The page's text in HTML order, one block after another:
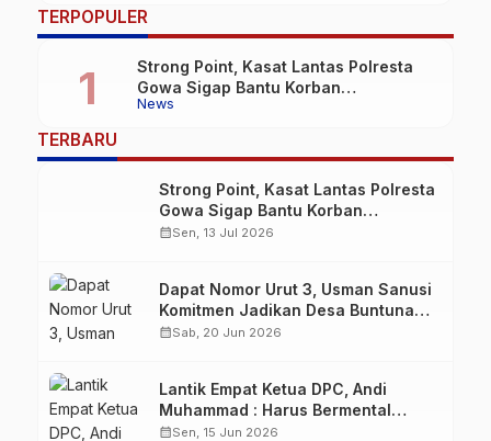
TERPOPULER
News
Strong Point, Kasat Lantas Polresta
Gowa Sigap Bantu Korban
Kecelakaan
TERBARU
Strong Point, Kasat Lantas Polresta
Gowa Sigap Bantu Korban
Kecelakaan
calendar_monthSen, 13 Jul 2026
Dapat Nomor Urut 3, Usman Sanusi
Komitmen Jadikan Desa Buntuna
Jauh lebih Baik
calendar_monthSab, 20 Jun 2026
Lantik Empat Ketua DPC, Andi
Muhammad : Harus Bermental
Pejuang
calendar_monthSen, 15 Jun 2026